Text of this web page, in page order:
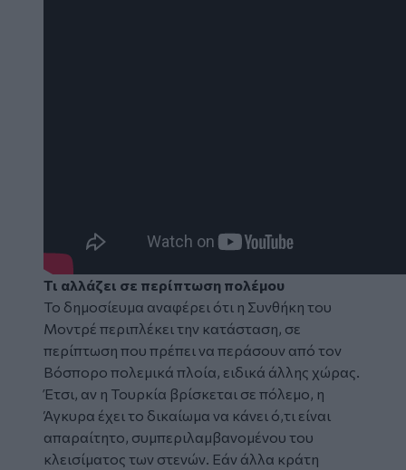
Τι αλλάζει σε περίπτωση πολέμου
Το δημοσίευμα αναφέρει ότι η Συνθήκη του
Μοντρέ περιπλέκει την κατάσταση, σε
περίπτωση που πρέπει να περάσουν από τον
Βόσπορο πολεμικά πλοία, ειδικά άλλης χώρας.
Έτσι, αν η Τουρκία βρίσκεται σε πόλεμο, η
Άγκυρα έχει το δικαίωμα να κάνει ό,τι είναι
απαραίτητο, συμπεριλαμβανομένου του
κλεισίματος των στενών. Εάν άλλα κράτη